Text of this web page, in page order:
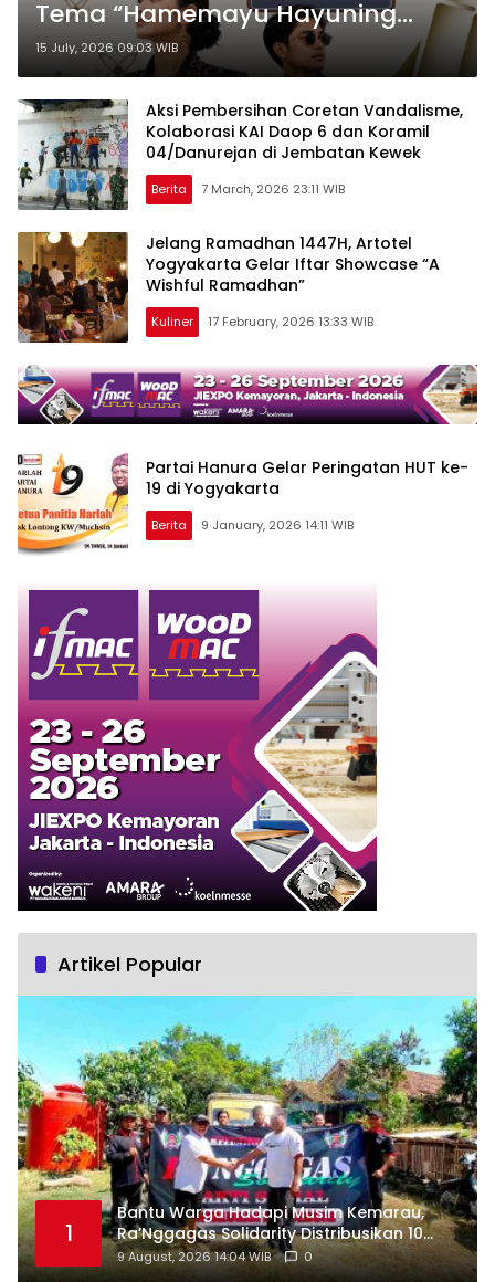
Tema “Hamemayu Hayuning
Bawana” di Yogyakarta
15 July, 2026 09:03 WIB
Aksi Pembersihan Coretan Vandalisme,
Kolaborasi KAI Daop 6 dan Koramil
04/Danurejan di Jembatan Kewek
Berita 7 March, 2026 23:11 WIB
Jelang Ramadhan 1447H, Artotel
Yogyakarta Gelar Iftar Showcase “A
Wishful Ramadhan”
Kuliner 17 February, 2026 13:33 WIB
Partai Hanura Gelar Peringatan HUT ke-
19 di Yogyakarta
Berita 9 January, 2026 14:11 WIB
Artikel Popular
1
Bantu Warga Hadapi Musim Kemarau,
Ra’Nggagas Solidarity Distribusikan 10
Tangki Air Bersih
9 August, 2026 14:04 WIB 0